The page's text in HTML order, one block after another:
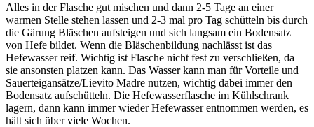
Alles in der Flasche gut mischen und dann 2-5 Tage an einer
warmen Stelle stehen lassen und 2-3 mal pro Tag schütteln bis durch
die Gärung Bläschen aufsteigen und sich langsam ein Bodensatz
von Hefe bildet. Wenn die Bläschenbildung nachlässt ist das
Hefewasser reif. Wichtig ist Flasche nicht fest zu verschließen, da
sie ansonsten platzen kann. Das Wasser kann man für Vorteile und
Sauerteigansätze/Lievito Madre nutzen, wichtig dabei immer den
Bodensatz aufschütteln. Die Hefewasserflasche im Kühlschrank
lagern, dann kann immer wieder Hefewasser entnommen werden, es
hält sich über viele Wochen.